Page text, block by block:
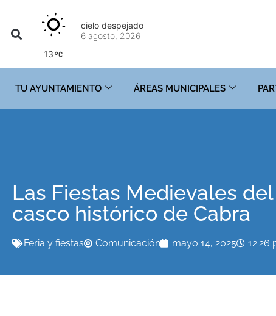
13
cielo despejado
6 agosto, 2026
TU AYUNTAMIENTO ÁREAS MUNICIPALES
Las Fiestas Medievales
casco histórico de Cabra
Feria y fiestas Comunicación mayo 14, 2025 12:26